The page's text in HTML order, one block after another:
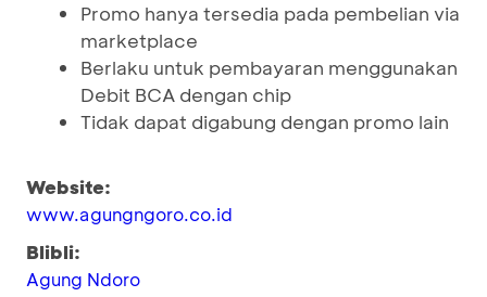
Promo hanya tersedia pada pembelian via
marketplace
Berlaku untuk pembayaran menggunakan
Debit BCA dengan chip
Tidak dapat digabung dengan promo lain
Website:
www.agungngoro.co.id
Blibli:
Agung Ndoro